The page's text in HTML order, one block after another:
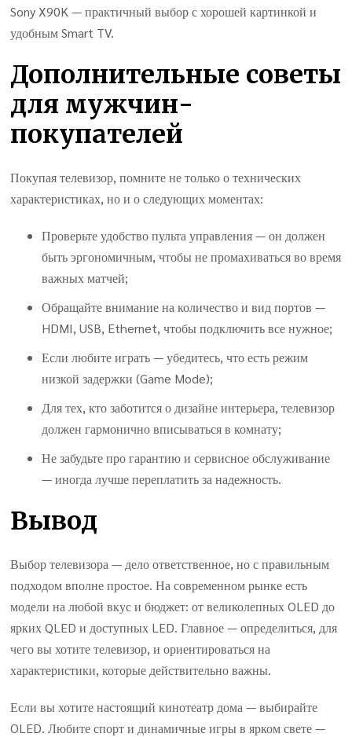
Sony X90K — практичный выбор с хорошей картинкой и
удобным Smart TV.
Дополнительные советы
для мужчин-
покупателей
Покупая телевизор, помните не только о технических
характеристиках, но и о следующих моментах:
Проверьте удобство пульта управления — он должен
быть эргономичным, чтобы не промахиваться во время
важных матчей;
Обращайте внимание на количество и вид портов —
HDMI, USB, Ethernet, чтобы подключить все нужное;
Если любите играть — убедитесь, что есть режим
низкой задержки (Game Mode);
Для тех, кто заботится о дизайне интерьера, телевизор
должен гармонично вписываться в комнату;
Не забудьте про гарантию и сервисное обслуживание
— иногда лучше переплатить за надежность.
Вывод
Выбор телевизора — дело ответственное, но с правильным
подходом вполне простое. На современном рынке есть
модели на любой вкус и бюджет: от великолепных OLED до
ярких QLED и доступных LED. Главное — определиться, для
чего вы хотите телевизор, и ориентироваться на
характеристики, которые действительно важны.
Если вы хотите настоящий кинотеатр дома — выбирайте
OLED. Любите спорт и динамичные игры в ярком свете —